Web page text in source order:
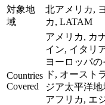
対象地
域
北アメリカ,
カ, LATAM
Countries
Covered
アメリカ, カ
イン, イタリ
ヨーロッパ
ド, オースト
ジア太平洋
アフリカ, エ